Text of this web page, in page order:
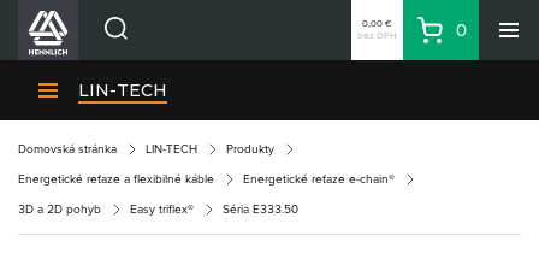
Divízie HENNLICH
Kariéra
0,00 €
bez DPH
Košík
0
LIN-TECH
Domovská stránka LIN-TECH Produkty
Energetické reťaze a flexibilné káble Energetické reťaze e-chain®
3D a 2D pohyb Easy triflex® Séria E333.50